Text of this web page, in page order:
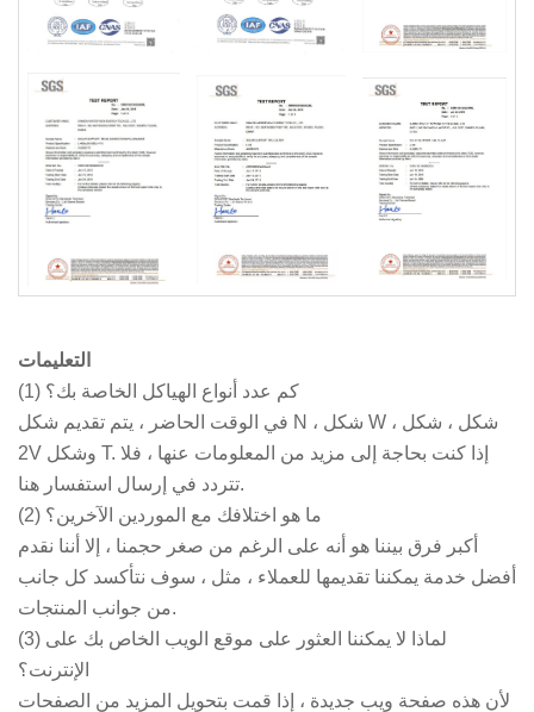
التعليمات
(1) كم عدد أنواع الهياكل الخاصة بك؟
في الوقت الحاضر ، يتم تقديم شكل N ، شكل W ، شكل ، شكل
2V وشكل T. إذا كنت بحاجة إلى مزيد من المعلومات عنها ، فلا
تتردد في إرسال استفسار هنا.
(2) ما هو اختلافك مع الموردين الآخرين؟
أكبر فرق بيننا هو أنه على الرغم من صغر حجمنا ، إلا أننا نقدم
أفضل خدمة يمكننا تقديمها للعملاء ، مثل ، سوف نتأكسد كل جانب
من جوانب المنتجات.
(3) لماذا لا يمكننا العثور على موقع الويب الخاص بك على
الإنترنت؟
لأن هذه صفحة ويب جديدة ، إذا قمت بتحويل المزيد من الصفحات